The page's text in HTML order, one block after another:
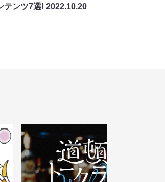
テンツ7選! 2022.10.20